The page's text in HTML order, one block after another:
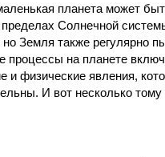
планета может
пределах Солнечной
Земля также регулярно
процессы на планете
и физические явления,
И вот несколько тому